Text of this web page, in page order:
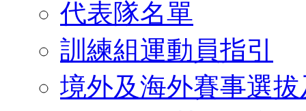
代表隊名單
訓練組運動員指引
境外及海外賽事選